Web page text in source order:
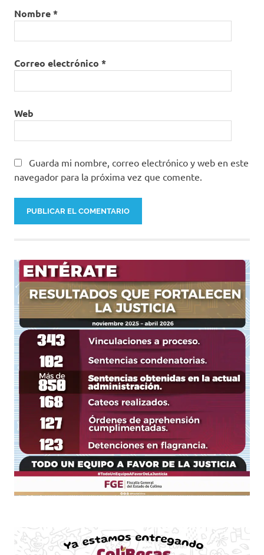
Nombre*
Correo electrónico *
Web
Guarda mi nombre, correo electrónico y web en este
navegador para la próxima vez que comente.